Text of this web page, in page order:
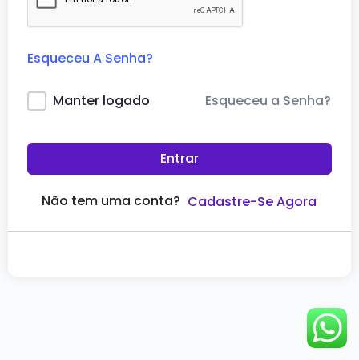
Esqueceu A Senha?
Manter logado Esqueceu a Senha?
Entrar
Não tem uma conta? Cadastre-Se Agora